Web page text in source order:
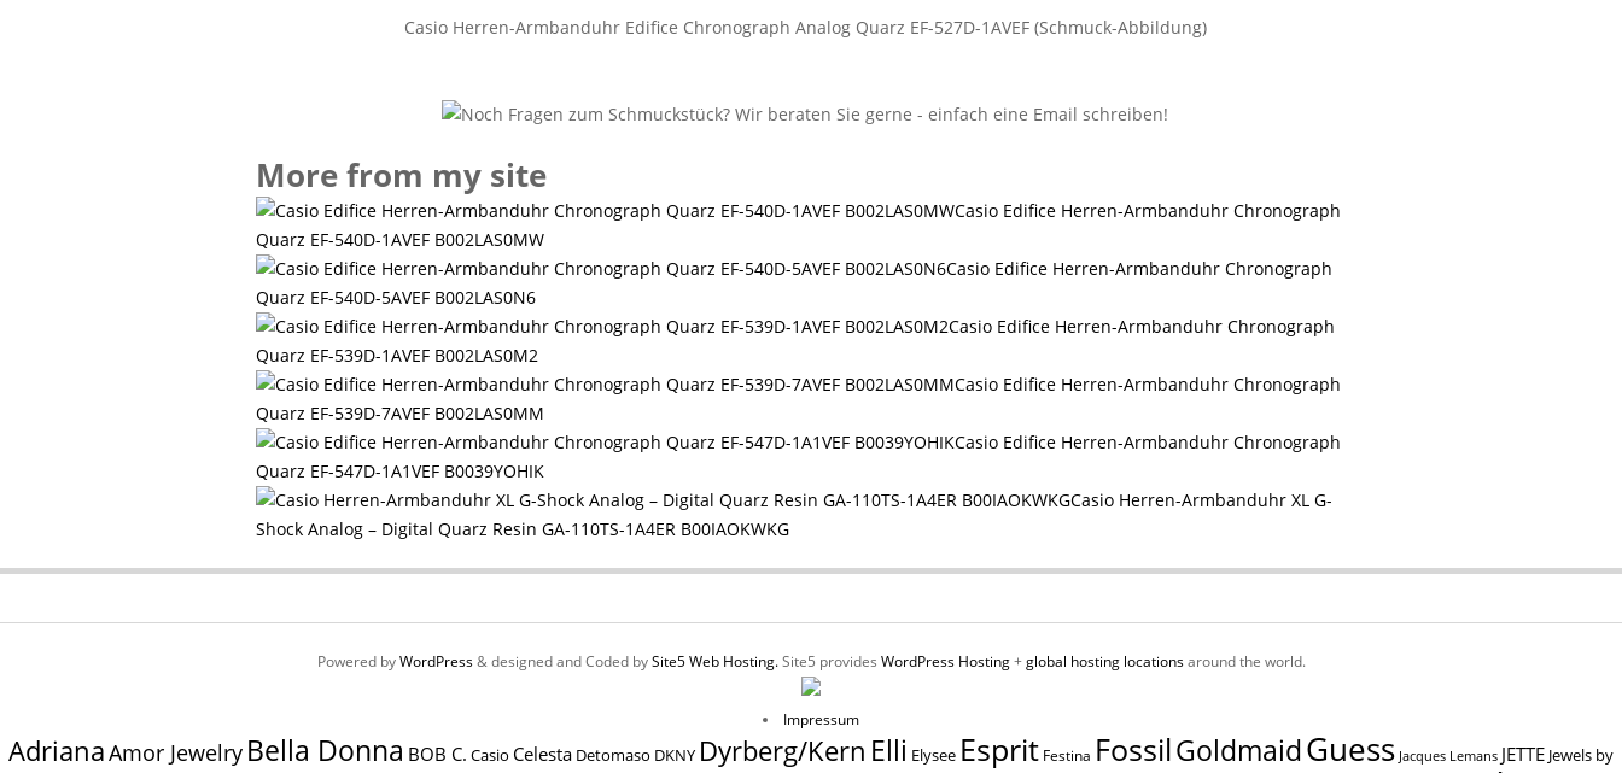
Casio Herren-Armbanduhr Edifice Chronograph Analog Quarz EF-527D-1AVEF (Schmuck-Abbildung)
More from my site
Casio Edifice Herren-Armbanduhr Chronograph
Quarz EF-540D-1AVEF B002LAS0MW
Casio Edifice Herren-Armbanduhr Chronograph
Quarz EF-540D-5AVEF B002LAS0N6
Casio Edifice Herren-Armbanduhr Chronograph
Quarz EF-539D-1AVEF B002LAS0M2
Casio Edifice Herren-Armbanduhr Chronograph
Quarz EF-539D-7AVEF B002LAS0MM
Casio Edifice Herren-Armbanduhr Chronograph
Quarz EF-547D-1A1VEF B0039YOHIK
Casio Herren-Armbanduhr XL G-
Shock Analog – Digital Quarz Resin GA-110TS-1A4ER B00IAOKWKG
Powered byWordPress& designed and Coded bySite5 Web Hosting.Site5 provides WordPress Hosting+global hosting locationsaround the world.
Impressum
AdrianaAmor Jewelry Bella Donna BOB C. Casio Celesta Detomaso DKNY Dyrberg/Kern Elli Elysee Esprit Festina FossilGoldmaidGuess Jacques Lemans JETTE Jewels by